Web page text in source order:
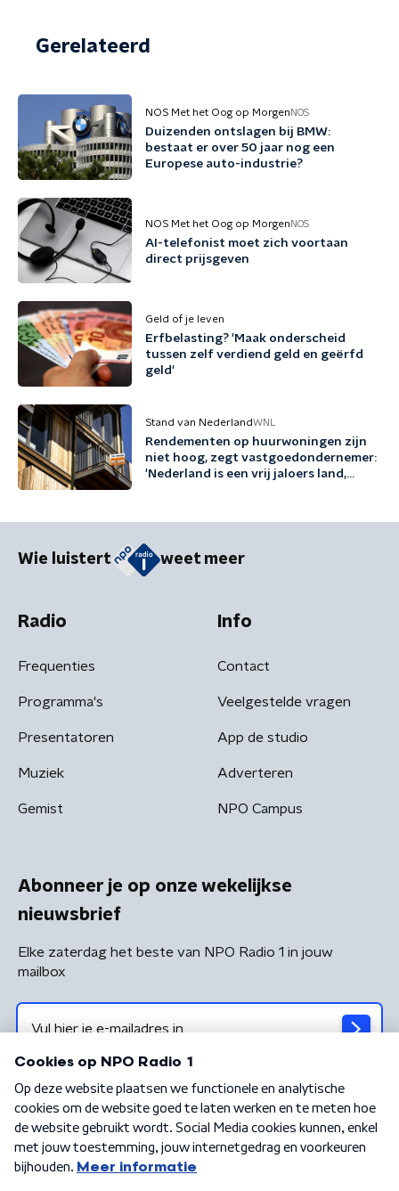
Gerelateerd
NOS Met het Oog op Morgen NOS
Duizenden ontslagen bij BMW:
bestaat er over 50 jaar nog een
Europese auto-industrie?
NOS Met het Oog op Morgen NOS
AI-telefonist moet zich voortaan
direct prijsgeven
Geld of je leven
Erfbelasting? 'Maak onderscheid
tussen zelf verdiend geld en geërfd
geld'
Stand van NederlandWNL
Rendementen op huurwoningen zijn
niet hoog, zegt vastgoedondernemer:
'Nederland is een vrij jaloers land,
Wie luistert weet meer
Radio
Frequenties
Programma's
Presentatoren
Muziek
Gemist
Info
Contact
Veelgestelde vragen
App de studio
Adverteren
NPO Campus
Abonneer je op onze wekelijkse
nieuwsbrief
Elke zaterdag het beste van NPO Radio 1 in jouw
mailbox
Algemene voorwaarden